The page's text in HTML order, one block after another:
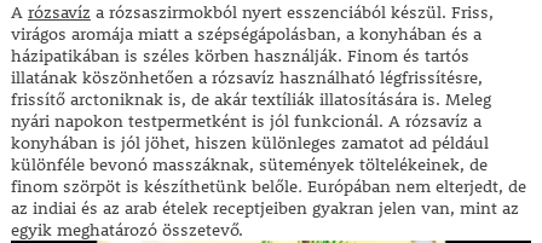
A rózsavíz a rózsaszirmokból nyert esszenciából készül. Friss,
virágos aromája miatt a szépségápolásban, a konyhában és a
házipatikában is széles körben használják. Finom és tartós
illatának köszönhetően a rózsavíz használható légfrissítésre,
frissítő arctoniknak is, de akár textíliák illatosítására is. Meleg
nyári napokon testpermetként is jól funkcionál. A rózsavíz a
konyhában is jól jöhet, hiszen különleges zamatot ad például
különféle bevonó masszáknak, sütemények töltelékeinek, de
finom szörpöt is készíthetünk belőle. Európában nem elterjedt, de
az indiai és az arab ételek receptjeiben gyakran jelen van, mint az
egyik meghatározó összetevő.